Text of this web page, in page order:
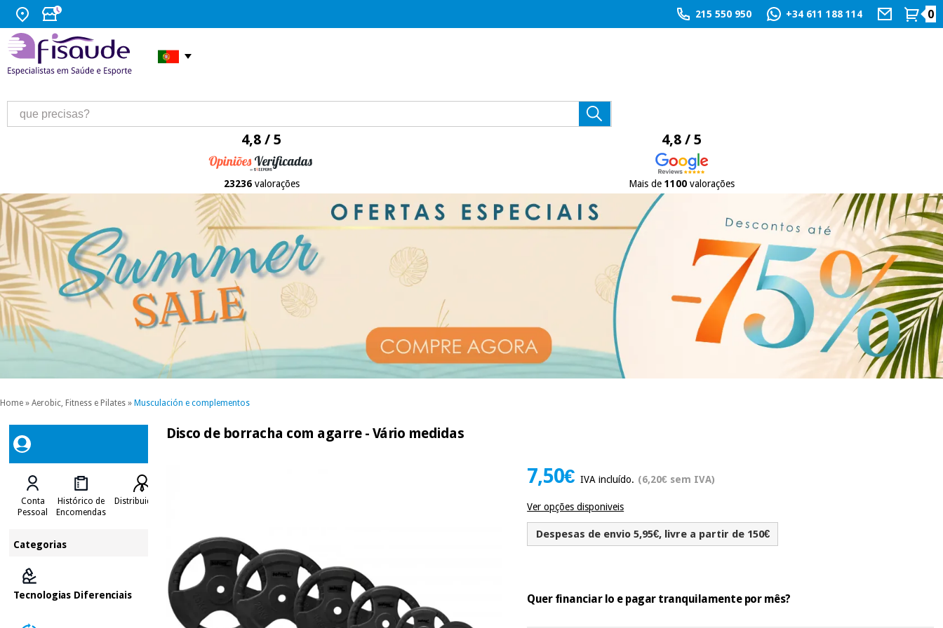
215 550 950 +34 611 188 114 0
4,8 / 5
23236valorações
4,8 / 5
Mais de 1100valorações
Home » Aerobic, Fitness e Pilates » Musculación e complementos
Conta
Pessoal
Histórico de
Encomendas
Distribuidores
Categorias
Tecnologias Diferenciais
Disco de borracha com agarre - Vário medidas
7,50€IVA incluído. (6,20€ sem IVA)
Ver opções disponiveis
Despesas de envio 5,95€, livre a partir de 150€
Quer financiar lo e pagar tranquilamente por mês?